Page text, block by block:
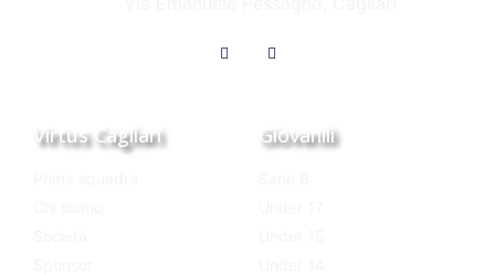
Virtus Cagliari Giovanili